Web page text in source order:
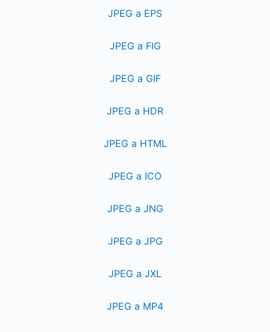
JPEG a EPS
JPEG a FIG
JPEG a GIF
JPEG a HDR
JPEG a HTML
JPEG a ICO
JPEG a JNG
JPEG a JPG
JPEG a JXL
JPEG a MP4